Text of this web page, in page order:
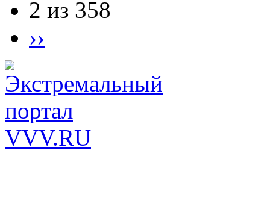
2 из 358
››